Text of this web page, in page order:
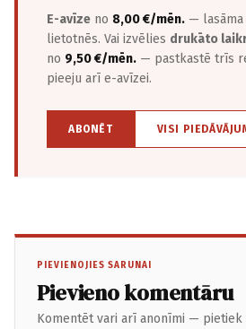
E-avīze no 8,00 €/mēn. — lasāma
lietotnēs. Vai izvēlies drukāto
no 9,50 €/mēn. — pastkastē trīs
pieeju arī e-avīzei.
ABONĒT VISI
PIEVIENOJIES SARUNAI
Pievieno komentāru
Komentēt vari arī anonīmi — pietiek